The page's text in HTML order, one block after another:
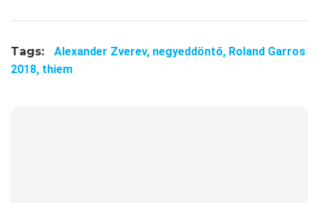
Tags: Alexander Zverev, negyeddöntő, Roland Garros
2018, thiem